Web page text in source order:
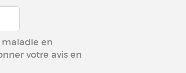
maladie en
votre avis en